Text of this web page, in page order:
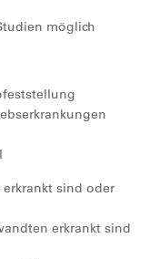
möglich
erkrankt sind oder
erkrankt sind